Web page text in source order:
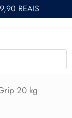
REAIS
20 kg